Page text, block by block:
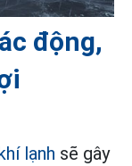
động,
lạnh sẽ gây